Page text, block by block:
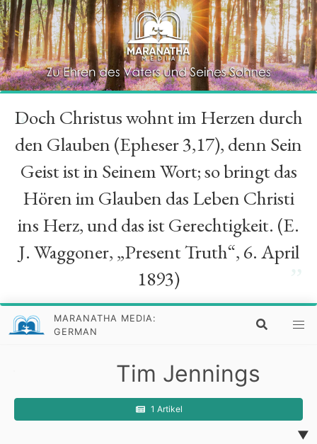
“
Doch Christus wohnt im Herzen durch
den Glauben (Epheser 3,17), denn Sein
Geist ist in Seinem Wort; so bringt das
Hören im Glauben das Leben Christi
ins Herz, und das ist Gerechtigkeit. (E.
J. Waggoner, „Present Truth“, 6. April
1893)
MARANATHA MEDIA:
GERMAN
Tim Jennings
1 Artikel
▼